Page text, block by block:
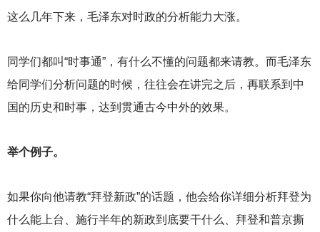
这么几年下来，毛泽东对时政的分析能力大涨。
同学们都叫“时事通”，有什么不懂的问题都来请教。而毛泽东
给同学们分析问题的时候，往往会在讲完之后，再联系到中
国的历史和时事，达到贯通古今中外的效果。
举个例子。
如果你向他请教“拜登新政”的话题，他会给你详细分析拜登为
什么能上台、施行半年的新政到底要干什么、拜登和普京撕